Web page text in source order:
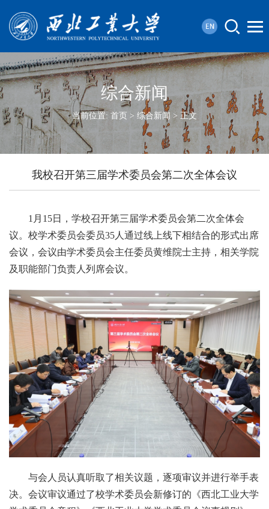
综合新闻
当前位置: 首页 > 综合新闻 > 正文
我校召开第三届学术委员会第二次全体会议
1月15日，学校召开第三届学术委员会第二次全体会
议。校学术委员会委员35人通过线上线下相结合的形式出席
会议，会议由学术委员会主任委员黄维院士主持，相关学院
及职能部门负责人列席会议。
与会人员认真听取了相关议题，逐项审议并进行举手表
决。会议审议通过了校学术委员会新修订的《西北工业大学